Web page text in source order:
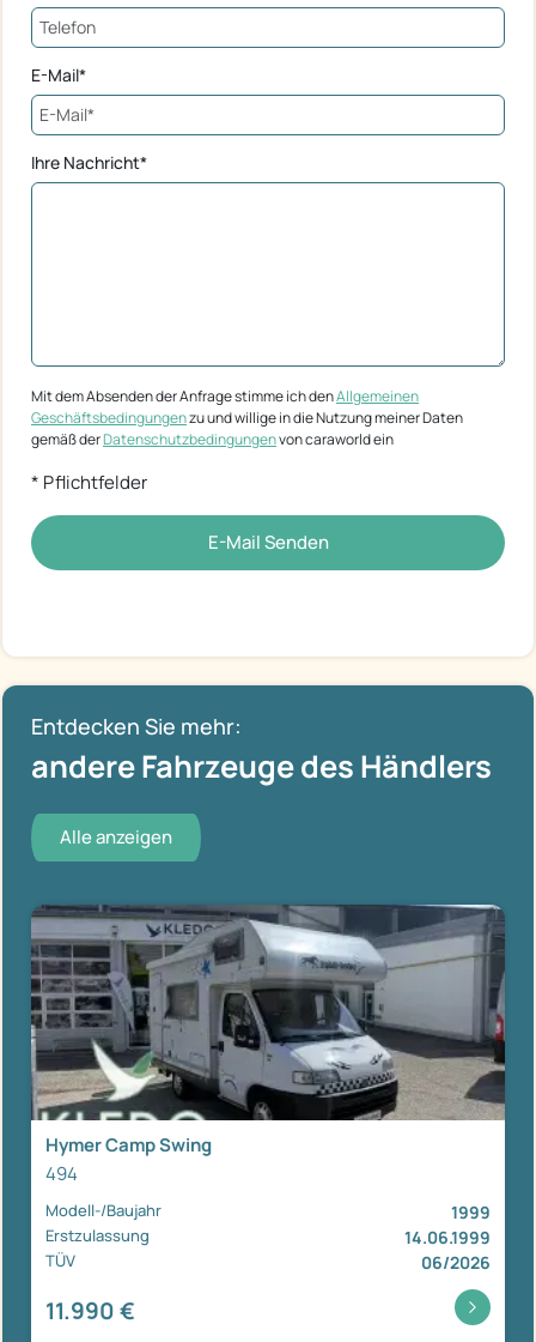
E-Mail*
Ihre Nachricht*
Mit dem Absenden der Anfrage stimme ich denAllgemeinen
Geschäftsbedingungenzu und willige in die Nutzung meiner Daten
gemäß derDatenschutzbedingungenvon caraworld ein
* Pflichtfelder
E-Mail Senden
Entdecken Sie mehr:
andere Fahrzeuge des Händlers
Alle anzeigen
Hymer Camp Swing
494
Modell-/Baujahr 1999
Erstzulassung 14.06.1999
TÜV 06/2026
11.990 €